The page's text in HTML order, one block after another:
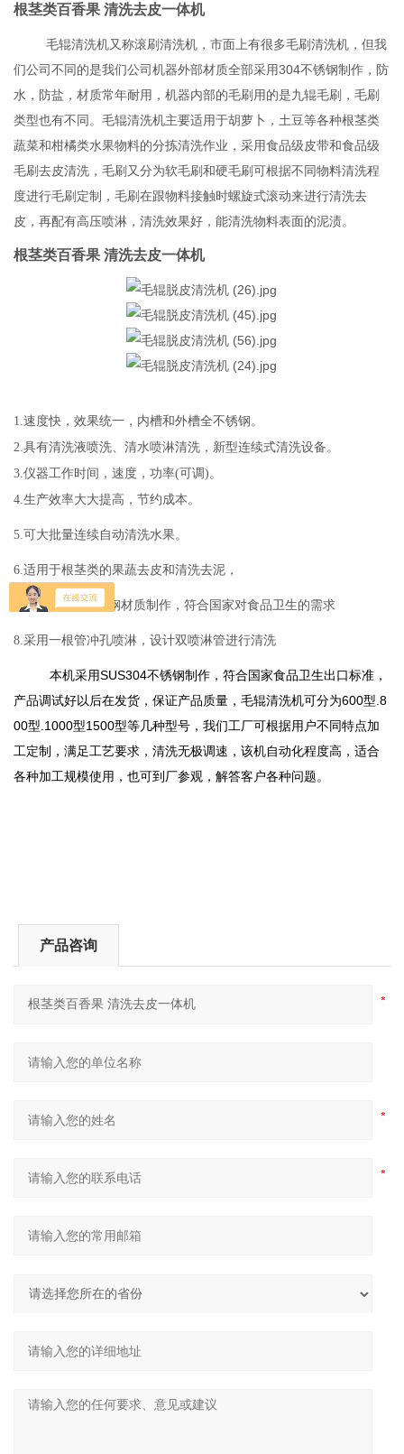
根茎类百香果 清洗去皮一体机
毛辊清洗机又称滚刷清洗机，市面上有很多毛刷清洗机，但我
们公司不同的是我们公司机器外部材质全部采用304不锈钢制作，防
水，防盐，材质常年耐用，机器内部的毛刷用的是九辊毛刷，毛刷
类型也有不同。毛辊清洗机主要适用于胡萝卜，土豆等各种根茎类
蔬菜和柑橘类水果物料的分拣清洗作业，采用食品级皮带和食品级
毛刷去皮清洗，毛刷又分为软毛刷和硬毛刷可根据不同物料清洗程
度进行毛刷定制，毛刷在跟物料接触时螺旋式滚动来进行清洗去
皮，再配有高压喷淋，清洗效果好，能清洗物料表面的泥渍。
根茎类百香果 清洗去皮一体机
1.速度快，效果统一，内槽和外槽全不锈钢。
2.具有清洗液喷洗、清水喷淋清洗，新型连续式清洗设备。
3.仪器工作时间，速度，功率(可调)。
4.生产效率大大提高，节约成本。
5.可大批量连续自动清洗水果。
6.适用于根茎类的果蔬去皮和清洗去泥，
7.采用sus304不锈钢材质制作，符合国家对食品卫生的需求
8.采用一根管冲孔喷淋，设计双喷淋管进行清洗
本机采用SUS304不锈钢制作，符合国家食品卫生出口标准，
产品调试好以后在发货，保证产品质量，毛辊清洗机可分为600型.8
00型.1000型1500型等几种型号，我们工厂可根据用户不同特点加
工定制，满足工艺要求，清洗无极调速，该机自动化程度高，适合
各种加工规模使用，也可到厂参观，解答客户各种问题。
产品咨询